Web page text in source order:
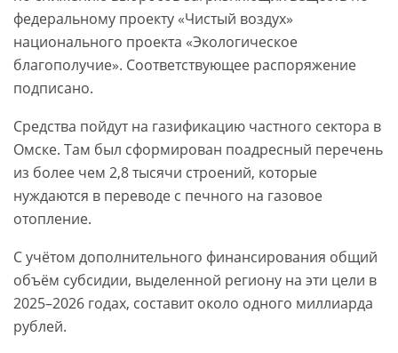
федеральному проекту «Чистый воздух»
национального проекта «Экологическое
благополучие». Соответствующее распоряжение
подписано.
Средства пойдут на газификацию частного сектора в
Омске. Там был сформирован поадресный перечень
из более чем 2,8 тысячи строений, которые
нуждаются в переводе с печного на газовое
отопление.
С учётом дополнительного финансирования общий
объём субсидии, выделенной региону на эти цели в
2025–2026 годах, составит около одного миллиарда
рублей.